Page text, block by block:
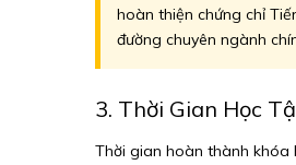
hoàn thiện chứng chỉ
đường chuyên ngành
3. Thời Gian Học
Thời gian hoàn thành khóa